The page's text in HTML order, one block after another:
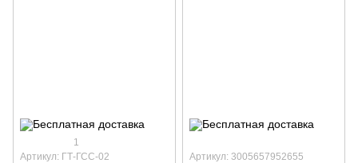
1
Артикул: ГТ-ГСС-02
Артикул: 3005657952655